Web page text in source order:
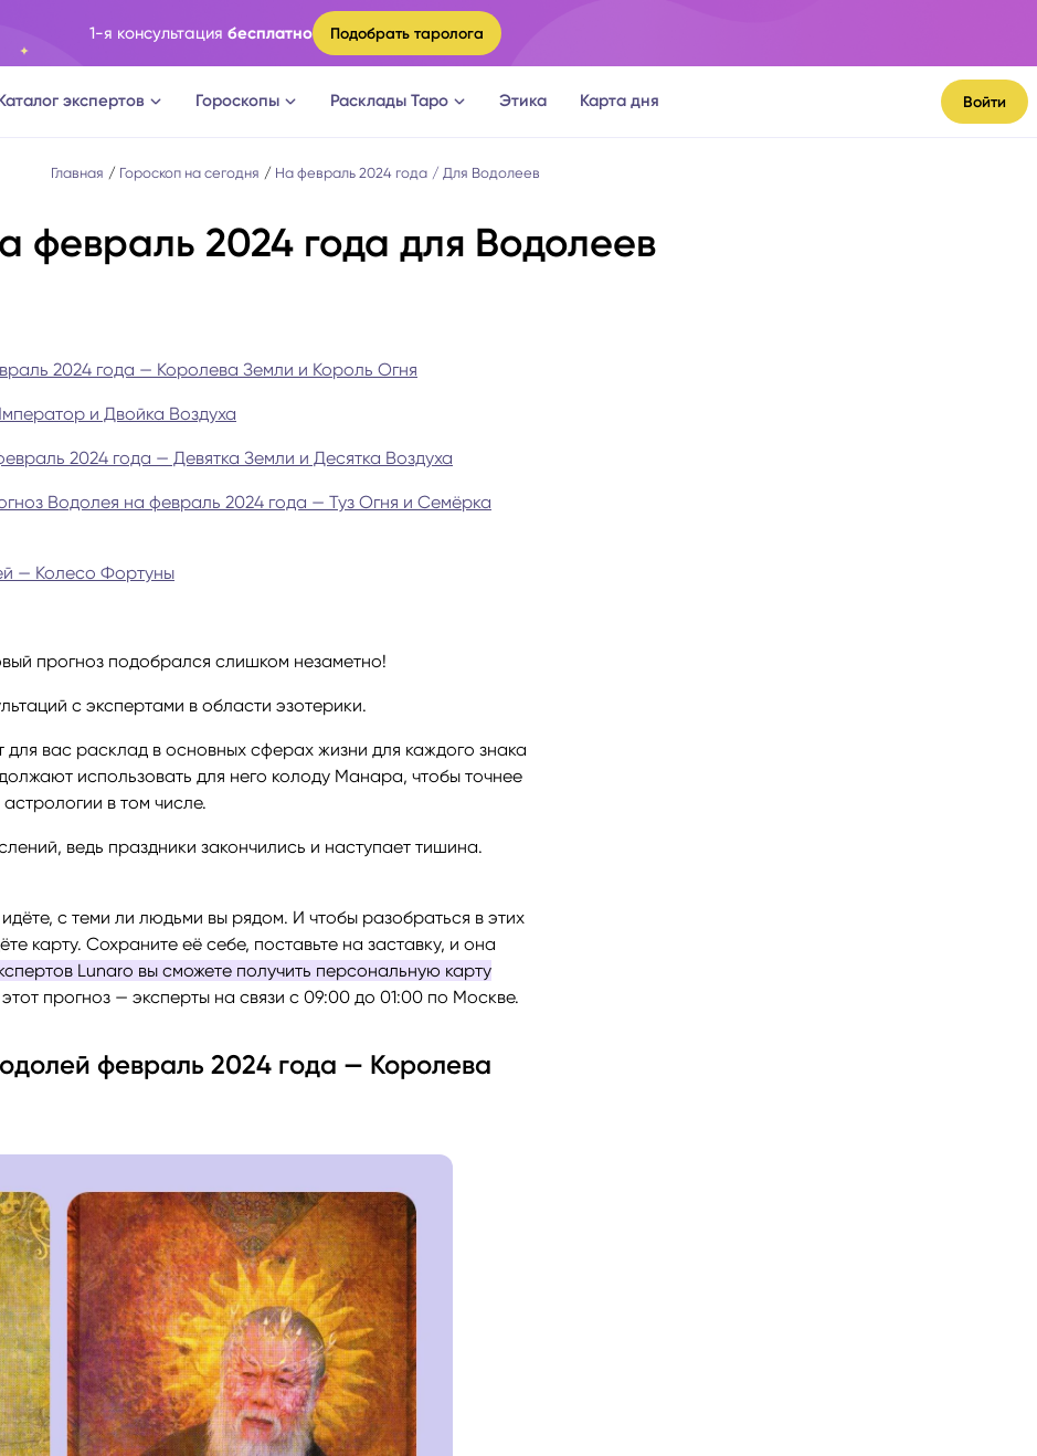
1-я консультация бесплатно Подобрать таролога
экспертов
Тарологи
Матрица судьбы
Гороскопы
Овен
Телец
Лев
Стрелец
Водолей
Рыбы
Расклады Таро
Расклад Таро на судьбу
Расклад Таро на измену
Расклад Таро на мужчину
Расклад Таро на ситуацию
Расклад Таро «Карта дня»
Расклад Таро на 2025 год
Этика Карта дня Войти
Главная Гороскоп на сегодня На февраль 2024 года Для Водолеев
февраль 2024 года для Водолеев
2024 года — Королева Земли и Король Огня
и Двойка Воздуха
2024 года — Девятка Земли и Десятка Воздуха
Водолея на февраль 2024 года — Туз Огня и Семёрка
— Колесо Фортуны
прогноз подобрался слишком незаметно!
с экспертами в области эзотерики.
вас расклад в основных сферах жизни для каждого знака
использовать для него колоду Манара, чтобы точнее
в том числе.
ведь праздники закончились и наступает тишина.
с теми ли людьми вы рядом. И чтобы разобраться в этих
карту. Сохраните её себе, поставьте на заставку, и она
Lunaro вы сможете получить персональную карту
прогноз — эксперты на связи с 09:00 до 01:00 по Москве.
февраль 2024 года — Королева